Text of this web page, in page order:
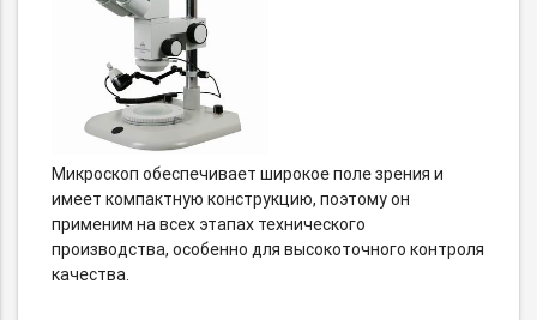
Микроскоп обеспечивает широкое поле зрения и
имеет компактную конструкцию, поэтому он
применим на всех этапах технического
производства, особенно для высокоточного контроля
качества.